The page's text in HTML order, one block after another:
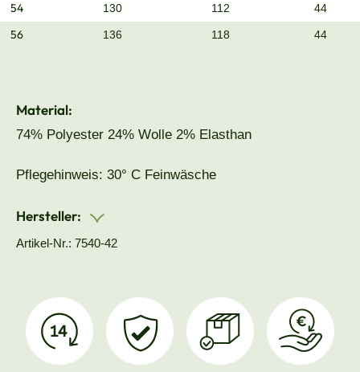
54 130 112 44
56 136 118 44
Material:
74% Polyester 24% Wolle 2% Elasthan
Pflegehinweis: 30° C Feinwäsche
Hersteller:
Artikel-Nr.: 7540-42